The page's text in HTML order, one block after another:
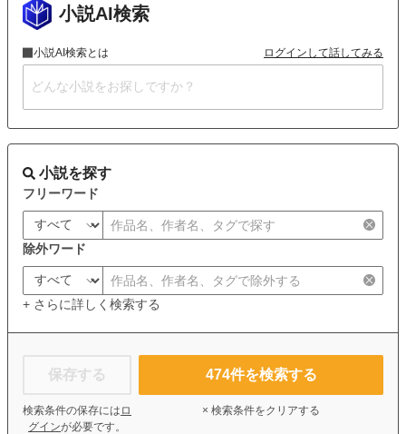
小説AI検索
小説AI検索とは ログインして話してみる
小説を探す
フリーワード
除外ワード
+ さらに詳しく検索する
保存する
検索条件の保存には ロ
グインが必要です。
474件を検索する
× 検索条件をクリアする